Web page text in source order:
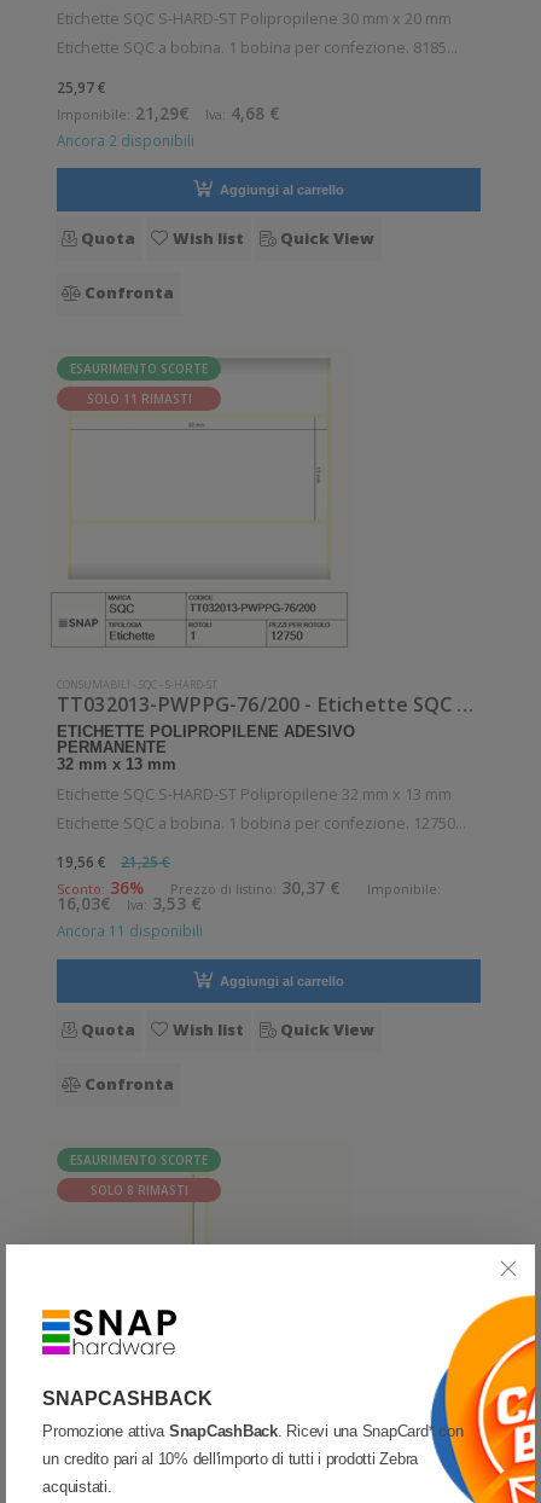
SNAPCASHBACK
Promozione attiva SnapCashBack. Ricevi una SnapCard* con
un credito pari al 10% dell'importo di tutti i prodotti Zebra
acquistati.
Etichette SQC S-HARD-ST Polipropilene 30 mm x 20 mm
Etichette SQC a bobina. 1 bobina per confezione. 8185
permanente. Diametro interno: 76 mm. Diametro esterno:
200 mm. Tipo: Supporto di
25,97 €
Imponibile: 21,29€ Iva: 4,68 €
Ancora 2 disponibili
Aggiungi al carrello
Quota Wish list Quick View
Confronta
ESAURIMENTO SCORTE
SOLO 11 RIMASTI
CONSUMABILI -SQC -S-HARD-ST
TT032013-PWPPG-76/200 - Etichette SQC S-HARD-ST Polipropilene
ETICHETTE POLIPROPILENE ADESIVO
PERMANENTE
32 mm x 13 mm
Etichette SQC S-HARD-ST Polipropilene 32 mm x 13 mm
Etichette SQC a bobina. 1 bobina per confezione. 12750
etichette per bobina. Etichette in polipropilene con adesivo
permanente. Diametro interno: 76 mm. Diametro esterno:
200 mm. Tipo: Supporto di
19,56 € 21,25 €
Sconto: 36% Prezzo di listino: 30,37 € Imponibile:
16,03€ Iva: 3,53 €
Ancora 11 disponibili
Aggiungi al carrello
Quota Wish list Quick View
Confronta
ESAURIMENTO SCORTE
SOLO 8 RIMASTI
TT020250-PWPE-40/200 - Etichette SQC S-HARD-ST Poliestere